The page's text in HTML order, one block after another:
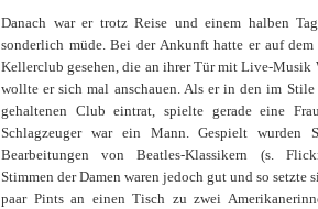
Danach war er trotz Reise und einem halben
sonderlich müde. Bei der Ankunft hatte er auf
Kellerclub gesehen, die an ihrer Tür mit Live-Musik
wollte er sich mal anschauen. Als er in den im Stile
gehaltenen Club eintrat, spielte gerade eine
Schlagzeuger war ein Mann. Gespielt wurden
Bearbeitungen von Beatles-Klassikern (s.
Stimmen der Damen waren jedoch gut und so setzte
paar Pints an einen Tisch zu zwei